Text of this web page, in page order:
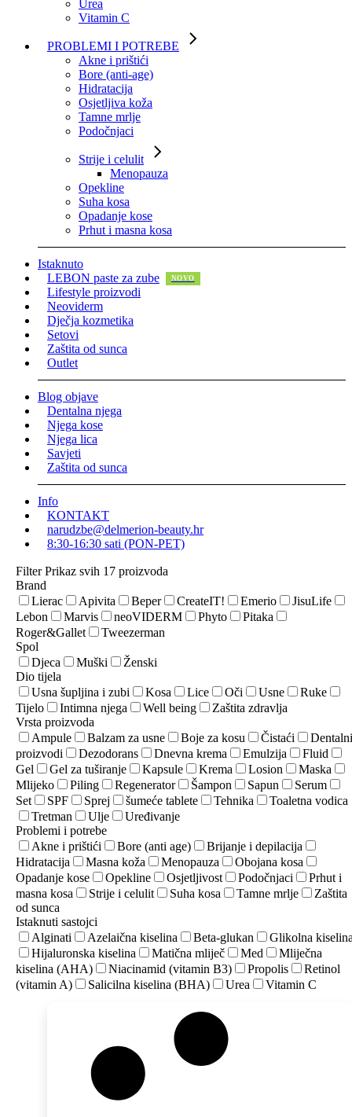
Urea
Vitamin C
PROBLEMI I POTREBE
Akne i prištići
Bore (anti-age)
Hidratacija
Osjetljiva koža
Tamne mrlje
Podočnjaci
Strije i celulit
Menopauza
Opekline
Suha kosa
Opadanje kose
Prhut i masna kosa
Istaknuto
LEBON paste za zube
Lifestyle proizvodi
Neoviderm
Dječja kozmetika
Setovi
Zaštita od sunca
Outlet
Blog objave
Dentalna njega
Njega kose
Njega lica
Savjeti
Zaštita od sunca
Info
KONTAKT
narudzbe@delmerion-beauty.hr
8:30-16:30 sati (PON-PET)
FilterPrikaz svih 17 proizvoda
Brand
Lierac
Apivita Beper CreateIT! Emerio
JisuLife
Lebon
Marvis neoVIDERM Phyto
Pitaka
Roger&Gallet
Tweezerman
Spol
Djeca
Muški
Ženski
Dio tijela
Usna šupljina i zubi
Kosa Lice Oči Usne
Ruke
Tijelo
Intimna njega Well being
Zaštita zdravlja
Vrsta proizvoda
Ampule
Balzam za usne Boje za kosu Čistaći
Dentalni
proizvodi
Dezodorans Dnevna krema Emulzija
Fluid
Gel
Gel za tuširanje Kapsule Krema Losion
Maska
Mlijeko
Piling Regenerator Šampon Sapun
Serum
Set
SPF Sprej šumeće tablete Tehnika
Toaletna vodica
Tretman
Ulje
Uređivanje
Problemi i potrebe
Akne i prištići
Bore (anti age)
Brijanje i depilacija
Hidratacija
Masna koža Menopauza
Obojana kosa
Opadanje kose
Opekline Osjetljivost Podočnjaci
Prhut i
masna kosa
Strije i celulit Suha kosa Tamne mrlje
Zaštita
od sunca
Istaknuti sastojci
Alginati
Azelaična kiselina Beta-glukan
Glikolna
Hijaluronska kiselina
Matična mliječ Med
Mliječna
kiselina (AHA)
Niacinamid (vitamin B3) Propolis
Retinol
(vitamin A)
Salicilna kiselina (BHA) Urea Vitamin C